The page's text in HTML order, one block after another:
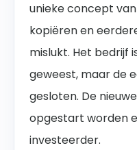
unieke concept
kopiëren en
mislukt. Het bedrijf
geweest, maar de
gesloten. De
opgestart worden
investeerder.